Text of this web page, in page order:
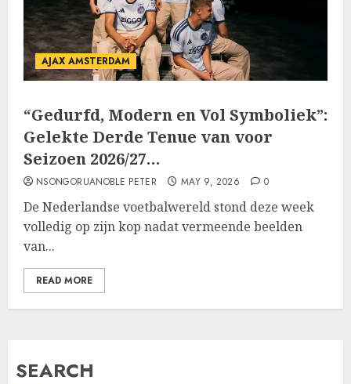
AJAX AMSTERDAM
“Gedurfd, Modern en Vol Symboliek”:
Gelekte Derde Tenue van voor
Seizoen 2026/27…
NSONGORUANOBLE PETER MAY 9, 2026 0
De Nederlandse voetbalwereld stond deze week
volledig op zijn kop nadat vermeende beelden
van...
READ MORE
SEARCH